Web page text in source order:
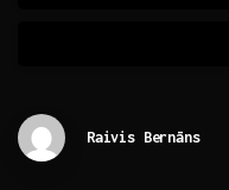
Raivis Bernāns